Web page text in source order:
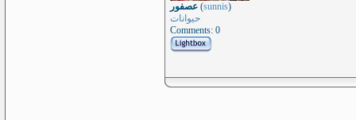
عصفور (sunnis)
حيوانات
Comments: 0